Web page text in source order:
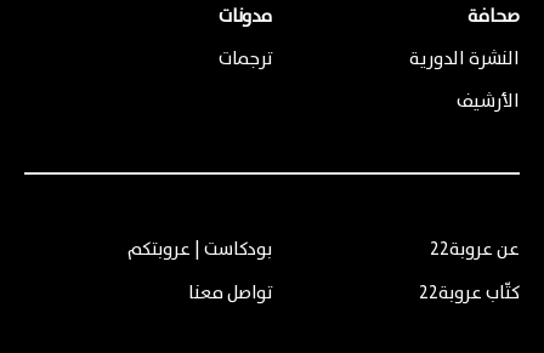
صحافة
النشرة الدورية
الأرشيف
مدونات
ترجمات
عن عروبة22
كتّاب عروبة22
بودكاست | عروبتكم
تواصل معنا